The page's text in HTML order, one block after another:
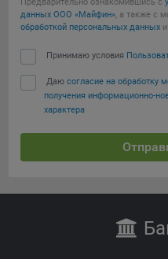
данных ООО «Майфин», а также с
обработкой персональных данных и
Принимаю условия
Даю согласие на обработку
получения информационно-
характера